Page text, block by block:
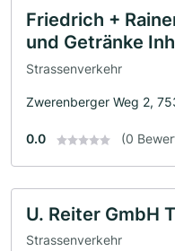
Friedrich +
und Getränke
Strassenverkehr
Zwerenberger Weg 2,
0.0 (0
U. Reiter GmbH
Strassenverkehr